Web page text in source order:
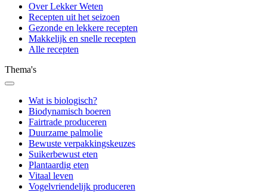
Over Lekker Weten
Recepten uit het seizoen
Gezonde en lekkere recepten
Makkelijk en snelle recepten
Alle recepten
Thema's
Wat is biologisch?
Biodynamisch boeren
Fairtrade produceren
Duurzame palmolie
Bewuste verpakkingskeuzes
Suikerbewust eten
Plantaardig eten
Vitaal leven
Vogelvriendelijk produceren